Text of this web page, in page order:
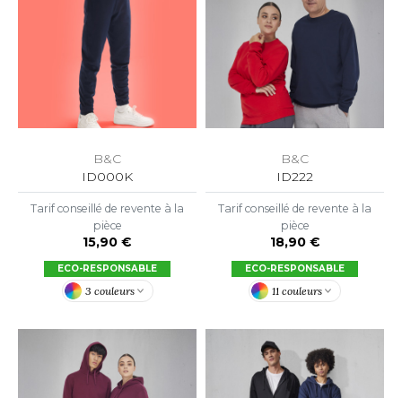
B&C
ID000K
Tarif conseillé de revente à la
pièce
15,90 €
ECO-RESPONSABLE
3 couleurs
B&C
ID222
Tarif conseillé de revente à la
pièce
18,90 €
ECO-RESPONSABLE
11 couleurs